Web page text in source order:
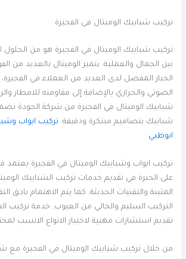
تركيب شبابيك الوميتال في الفجيرة
تركيب شبابيك الوميتال في الفجيرة هو من الحلول
بين الجمال والعملية. يتميز الوميتال بالعديد من
الخيار المفضل لدى العديد من العملاء في
الصوتي والحراري بالإضافة إلى مقاومته للامطار
شبابيك الوميتال في الفجيرة من شركة الجودة
شبابيك بتصاميم مبتكرة ودقيقة. تركيب ابواب
ابوظبي
تركيب ابواب وشبابيك الوميتال في الفجيرة يعتمد
على الخبرة في تقديم خدمات تركيب الشبابيك
المتينة والتقنيات الحديثة. كما يتم الاهتمام بادق
التركيب السليم والخالي من العيوب. خدمة تركيب
تقديم استشارات مهنية لاختيار الانواع الانسب
من خلال تركيب شبابيك الوميتال في الفجيرة مع